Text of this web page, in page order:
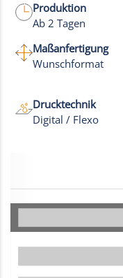
Produktion
Ab 2 Tagen
Maßanfertigung
Wunschformat
Drucktechnik
Digital / Flexo